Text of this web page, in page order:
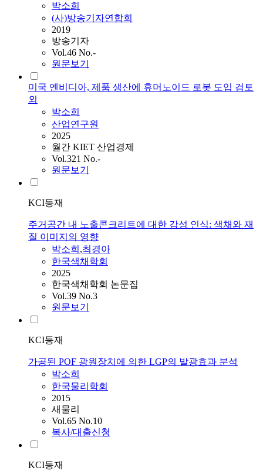
박소희
(사)방송기자연합회
2019
방송기자
Vol.46 No.-
원문보기
미국 엔비디아, 제품 생산에 휴머노이드 로봇 도입 검토
외
박소희
산업연구원
2025
월간 KIET 산업경제
Vol.321 No.-
원문보기
KCI등재
주거공간 내 노출콘크리트에 대한 감성 인식: 색채와 재
질 이미지의 영향
박소희 ,최경아
한국색채학회
2025
한국색채학회 논문집
Vol.39 No.3
원문보기
KCI등재
가공된 POF 광원장치에 의한 LGP의 발광효과 분석
박소희
한국물리학회
2015
새물리
Vol.65 No.10
복사/대출신청
KCI등재